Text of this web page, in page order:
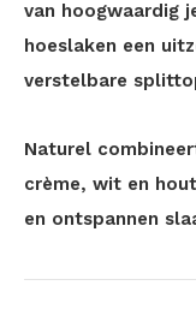
van hoogwaardig
hoeslaken een
verstelbare
Naturel
crème, wit en
en ontspannen